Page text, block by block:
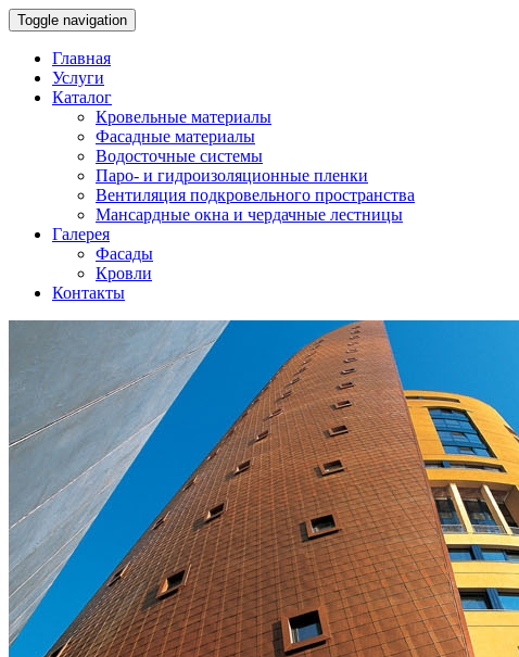
Toggle navigation
Главная
Услуги
Каталог
Кровельные материалы
Фасадные материалы
Водосточные системы
Паро- и гидроизоляционные пленки
Вентиляция подкровельного пространства
Мансардные окна и чердачные лестницы
Галерея
Фасады
Кровли
Контакты